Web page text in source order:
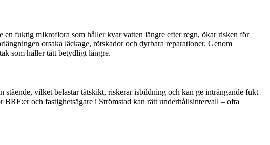
en fuktig mikroflora som håller kvar vatten längre efter regn, ökar risken för
orsaka läckage, rötskador och dyrbara reparationer. Genom
som håller tätt betydligt längre.
vilket belastar tätskikt, riskerar isbildning och kan ge inträngande fukt
och fastighetsägare i Strömstad kan rätt underhållsintervall – ofta